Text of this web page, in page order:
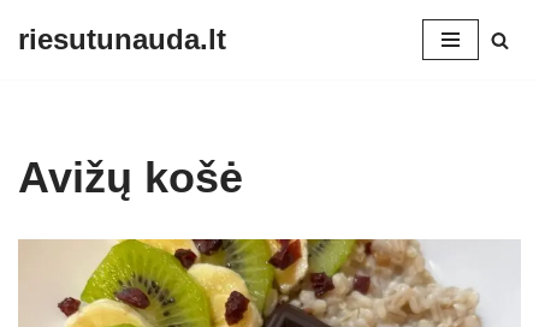
riesutunauda.lt
Avižų košė